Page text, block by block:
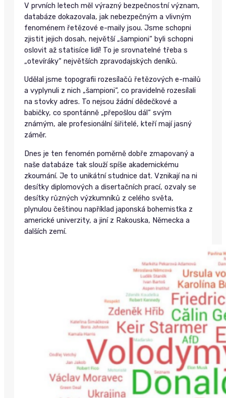
V prvních letech měl výrazný bezpečnostní význam,
databáze dokazovala, jak nebezpečným a vlivným
fenoménem řetězové e-maily jsou. Jsme schopni
zjistit jejich dosah, největší „šampioni“ byli schopni
oslovit až statisíce lidí! To je srovnatelné třeba s
„otevíráky“ největších zpravodajských deníků.
Udělal jsme topografii rozesílačů řetězových e-mailů
a vyplynuli z nich „šampioni“, co pravidelně rozesílali
na stovky adres. To nejsou žádní dědečkové a
babičky, co spontánně „přepošlou dál“ svým
známým, ale profesionální šiřitelé, kteří mají jasný
záměr.
Dnes je ten fenomén poměrně dobře zmapovaný a
naše databáze tak slouží spíše akademickému
zkoumání. Je to unikátní studnice dat. Vznikají na ni
desítky diplomových a disertačních prací, ozvaly se
desítky různých výzkumníků z celého světa,
plynulou češtinou například japonská bohemistka z
americké univerzity, a jiní z Rakouska, Německa a
dalších zemí.